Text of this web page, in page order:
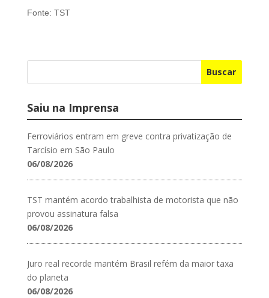
Fonte: TST
Buscar
Saiu na Imprensa
Ferroviários entram em greve contra privatização de
Tarcísio em São Paulo
06/08/2026
TST mantém acordo trabalhista de motorista que não
provou assinatura falsa
06/08/2026
Juro real recorde mantém Brasil refém da maior taxa
do planeta
06/08/2026